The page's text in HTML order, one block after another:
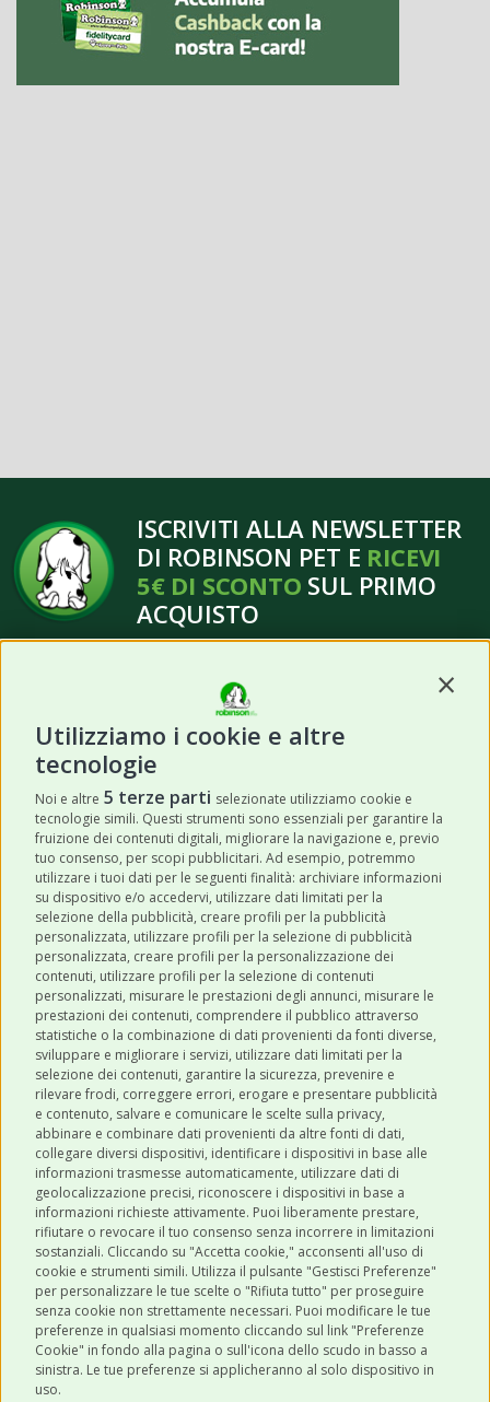
Utilizziamo i cookie e altre
tecnologie
Noi e altre 5 terze parti selezionate utilizziamo cookie e
tecnologie simili. Questi strumenti sono essenziali per garantire la
fruizione dei contenuti digitali, migliorare la navigazione e, previo
tuo consenso, per scopi pubblicitari. Ad esempio, potremmo
utilizzare i tuoi dati per le seguenti finalità: archiviare informazioni
su dispositivo e/o accedervi, utilizzare dati limitati per la
selezione della pubblicità, creare profili per la pubblicità
personalizzata, utilizzare profili per la selezione di pubblicità
personalizzata, creare profili per la personalizzazione dei
contenuti, utilizzare profili per la selezione di contenuti
personalizzati, misurare le prestazioni degli annunci, misurare le
prestazioni dei contenuti, comprendere il pubblico attraverso
statistiche o la combinazione di dati provenienti da fonti diverse,
sviluppare e migliorare i servizi, utilizzare dati limitati per la
selezione dei contenuti, garantire la sicurezza, prevenire e
rilevare frodi, correggere errori, erogare e presentare pubblicità
e contenuto, salvare e comunicare le scelte sulla privacy,
abbinare e combinare dati provenienti da altre fonti di dati,
collegare diversi dispositivi, identificare i dispositivi in base alle
informazioni trasmesse automaticamente, utilizzare dati di
geolocalizzazione precisi, riconoscere i dispositivi in base a
informazioni richieste attivamente. Puoi liberamente prestare,
rifiutare o revocare il tuo consenso senza incorrere in limitazioni
sostanziali. Cliccando su "Accetta cookie," acconsenti all'uso di
cookie e strumenti simili. Utilizza il pulsante "Gestisci Preferenze"
per personalizzare le tue scelte o "Rifiuta tutto" per proseguire
senza cookie non strettamente necessari. Puoi modificare le tue
preferenze in qualsiasi momento cliccando sul link "Preferenze
Cookie" in fondo alla pagina o sull'icona dello scudo in basso a
sinistra. Le tue preferenze si applicheranno al solo dispositivo in
uso.
ISCRIVITI ALLA NEWSLETTER
DI ROBINSON PET E RICEVI
5€ DI SCONTO SUL PRIMO
ACQUISTO
Acconsento a ricevere newsletter,
aggiornamenti e offerte promozionali da
Robinson Pet Shop tramite email.*
ULTIMI POST
CATEGORIE
SHOP ONLINE
CONTATTI
0543 096850
Contattaci